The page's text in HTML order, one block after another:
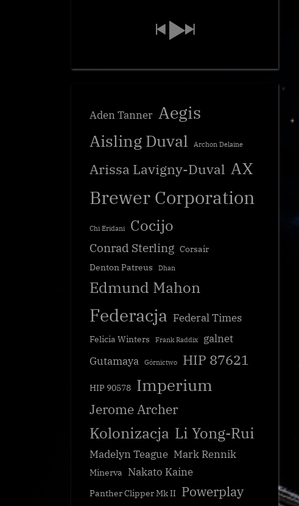
Aden Tanner Aegis
Aisling Duval Archon Delaine
Arissa Lavigny-Duval AX
Brewer Corporation
Chi Eridani Cocijo
Conrad Sterling Corsair
Denton Patreus
Dhan
Edmund Mahon
Federacja Federal Times
Felicia Winters Frank Raddix
galnet
Gutamaya
Górnictwo HIP 87621
HIP 90578 Imperium
Jerome Archer
Kolonizacja Li Yong-Rui
Madelyn Teague Mark Rennik
Minerva Nakato Kaine
Panther Clipper Mk II Powerplay